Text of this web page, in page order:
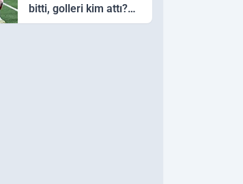
bitti, golleri kim attı?
Trabzonspor